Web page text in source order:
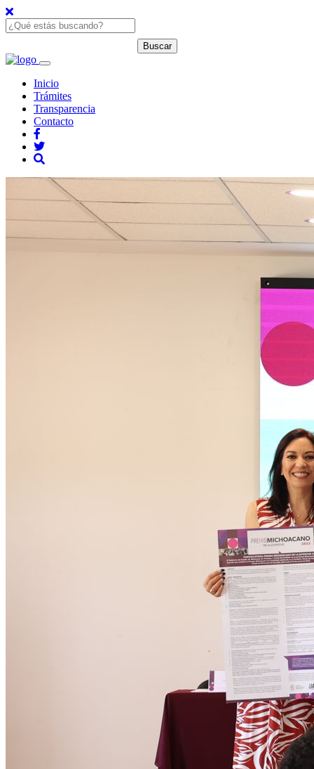
Inicio
Trámites
Transparencia
Contacto